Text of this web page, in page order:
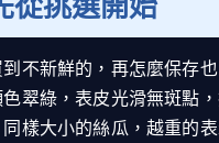
不新鮮的，再怎麼保存
翠綠，表皮光滑無斑點
樣大小的絲瓜，越重的